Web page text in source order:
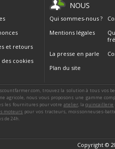
et retours
des cookies
NOUS
Qui sommes-nous ?
Mentions légales
La presse en parle
Plan du site
trouvez la solution à tous vos
agricole, nous vous proposons une gamme
les fournitures pour votre atelier, laquincaillerie
moteurs pour vos tracteurs, moissonneuses-
de 24h.
Copyright ©